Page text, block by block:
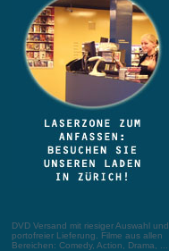
DVD Versand mit riesiger Auswahl und
portofreier Lieferung. Filme aus allen
Bereichen: Comedy, Action, Drama, ...